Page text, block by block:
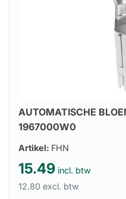
AUTOMATISCHE
1967000W0
Artikel: FHN
15.49 incl. btw
12.80 excl. btw